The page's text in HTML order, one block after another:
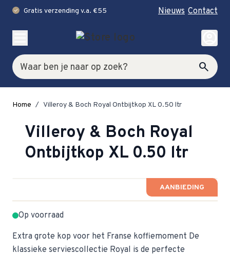
check Gratis verzending v.a. €55 Nieuws Contact
Zoek search
account_circle
Home / Villeroy & Boch Royal Ontbijtkop XL 0.50 ltr
Villeroy & Boch Royal
Ontbijtkop XL 0.50 ltr
AANBIEDING
Op voorraad
Extra grote kop voor het Franse koffiemoment De
klassieke serviescollectie Royal is de perfecte